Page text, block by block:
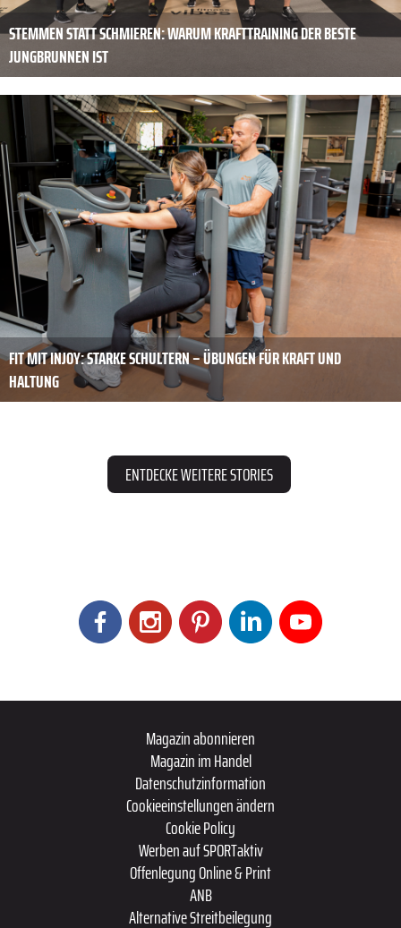
STEMMEN STATT SCHMIEREN: WARUM KRAFTTRAINING DER BESTE
JUNGBRUNNEN IST
FIT MIT INJOY: STARKE SCHULTERN – ÜBUNGEN FÜR KRAFT UND
HALTUNG
ENTDECKE WEITERE STORIES
Magazin abonnieren
Magazin im Handel
Datenschutzinformation
Cookieeinstellungen ändern
Cookie Policy
Werben auf SPORTaktiv
Offenlegung Online & Print
ANB
Alternative Streitbeilegung